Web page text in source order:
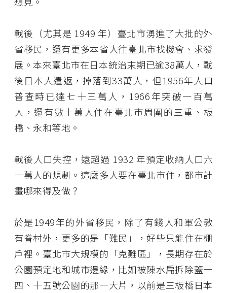
戰後（尤其是 1949 年）臺北市湧進了大批的外
省移民，還有更多本省人往臺北市找機會、求發
展。本來臺北市在日本統治末期已逾38萬人，戰
後日本人遣返，掉落到33萬人，但1956年人口
普查時已達七十三萬人，1966年突破一百萬
人，還有數十萬人住在臺北市周圍的三重、板
橋、永和等地。
戰後人口失控，遠超過 1932 年預定收納人口六
十萬人的規劃。這麼多人要在臺北市住，都市計
畫哪來得及做？
於是1949年的外省移民，除了有錢人和軍公教
有眷村外，更多的是「難民」，好些只能住在棚
戶裡。臺北市大規模的「克難區」，長期存在於
公園預定地和城市邊緣，比如被陳水扁拆除蓋十
四、十五號公園的那一大片，以前是三板橋日本